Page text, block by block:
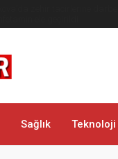
Sağlık Teknoloji